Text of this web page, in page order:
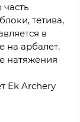
тетива,
в
на арбалет.
натяжения
Ek Archery